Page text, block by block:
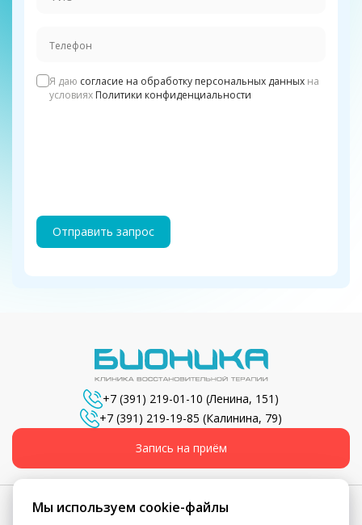
Я даю согласие на обработку персональных данных на
условиях Политики конфиденциальности
Отправить запрос
+7 (391) 219-01-10 (Ленина, 151)
+7 (391) 219-19-85 (Калинина, 79)
Запись на приём
Мы используем cookie-файлы